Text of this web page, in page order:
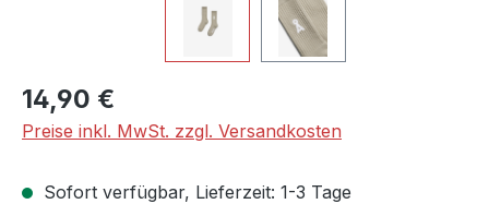
Regulärer Preis:
14,90 €
Preise inkl. MwSt. zzgl. Versandkosten
Sofort verfügbar, Lieferzeit: 1-3 Tage